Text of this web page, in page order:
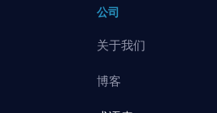
公司
关于我们
博客